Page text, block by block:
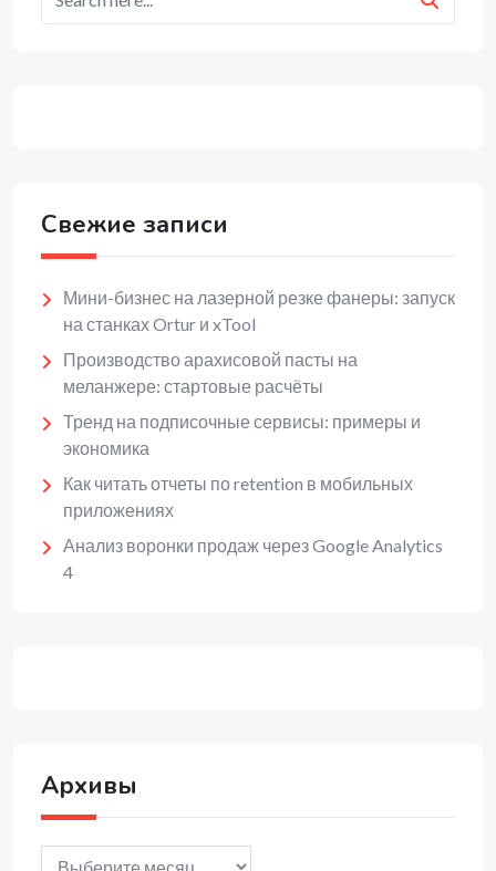
Свежие записи
Мини-бизнес на лазерной резке фанеры: запуск
на станках Ortur и xTool
Производство арахисовой пасты на
меланжере: стартовые расчёты
Тренд на подписочные сервисы: примеры и
экономика
Как читать отчеты по retention в мобильных
приложениях
Анализ воронки продаж через Google Analytics
4
Архивы
Архивы